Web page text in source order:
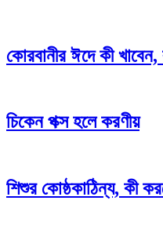
কোরবানীর ঈদে কী
চিকেন পক্স হলে করণীয়
শিশুর কোষ্ঠকাঠিন্য, কী